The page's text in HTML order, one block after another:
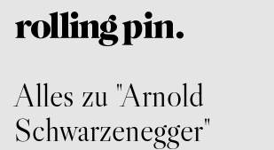
Alles zu "Arnold
Schwarzenegger"